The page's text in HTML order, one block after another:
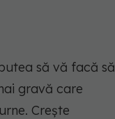
să vă facă să
gravă care
Crește